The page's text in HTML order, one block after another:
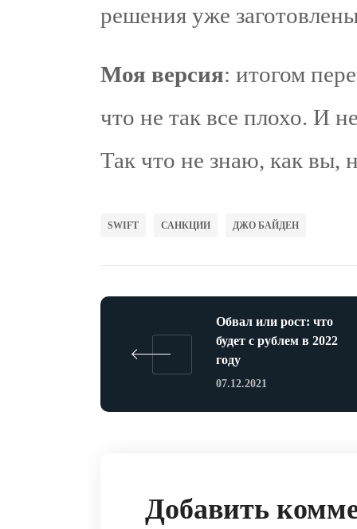
решения уже
Моя версия: итогом
что не так все плохо. И
Так что не знаю, как вы,
SWIFT САНКЦИИ ДЖО БАЙДЕН
Обвал или рост: что
будет с рублем в 2022
году
07.12.2021
Добавить